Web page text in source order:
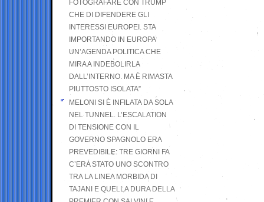
FOTOGRAFARE CON TRUMP
CHE DI DIFENDERE GLI
INTERESSI EUROPEI. STA
IMPORTANDO IN EUROPA
UN’AGENDA POLITICA CHE
MIRA A INDEBOLIRLA
DALL’INTERNO. MA È RIMASTA
PIUTTOSTO ISOLATA”
MELONI SI È INFILATA DA SOLA
NEL TUNNEL. L’ESCALATION
DI TENSIONE CON IL
GOVERNO SPAGNOLO ERA
PREVEDIBILE: TRE GIORNI FA
C’ERA STATO UNO SCONTRO
TRA LA LINEA MORBIDA DI
TAJANI E QUELLA DURA DELLA